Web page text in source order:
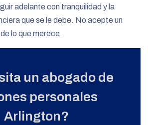
adelante con tranquilidad y la
que se le debe. No acepte un
lo que merece.
un abogado de
personales
Arlington?